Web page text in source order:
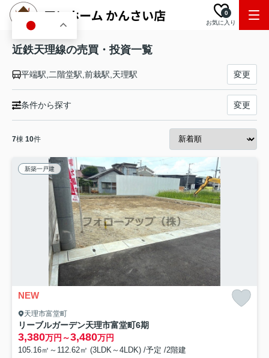
お気に入り
0
近鉄天理線の売買・投資一覧
平端駅,二階堂駅,前栽駅,天理駅 変更
条件から探す 変更
7棟 10件
新築一戸建
NEW
天理市富堂町
リーブルガーデン天理市富堂町6期
3,380万円～3,480万円
105.16㎡～112.62㎡ (3LDK～4LDK) /予定 /2階建